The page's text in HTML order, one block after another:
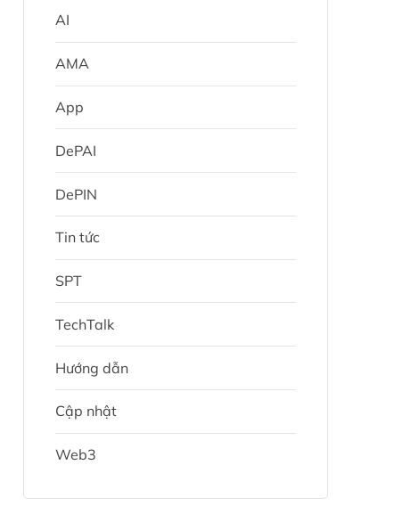
AI
AMA
App
DePAI
DePIN
Tin tức
SPT
TechTalk
Hướng dẫn
Cập nhật
Web3